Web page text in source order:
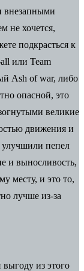
внезапными
не хочется,
подкрасться к
или Team
Ash of war, либо
опасной, это
великие
движения и
улучшили пепел
и выносливость,
месту, и это то,
лучше из-за
из этого